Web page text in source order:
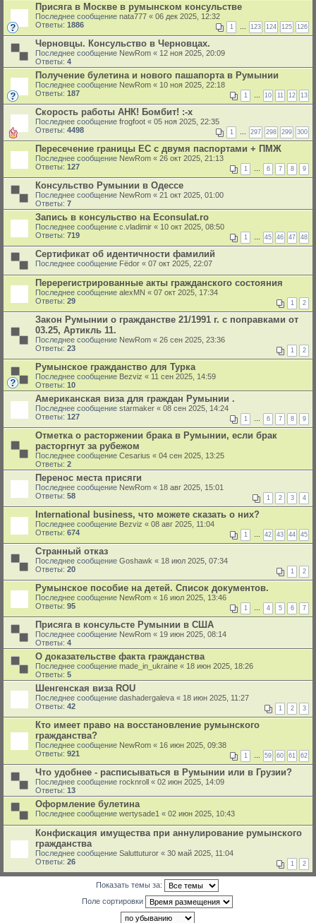
Присяга в Москве в румынском консульстве
Последнее сообщение nata777 « 06 дек 2025, 12:32
Ответы: 1886 1 … 123 124 125 126
Черновцы. Консульство в Черновцах.
Последнее сообщение NewRom « 12 ноя 2025, 20:09
Ответы: 4
Получение булетина и нового пашапорта в Румынии
Последнее сообщение NewRom « 10 ноя 2025, 22:18
Ответы: 187 1 … 10 11 12 13
Скорость работы АНК! Бомбит! :-x
Последнее сообщение frogfoot « 05 ноя 2025, 22:35
Ответы: 4498 1 … 297 298 299 300
Пересечение границы ЕС с двумя паспортами + ПМЖ
Последнее сообщение NewRom « 26 окт 2025, 21:13
Ответы: 127 1 … 6 7 8 9
Консульство Румынии в Одессе
Последнее сообщение NewRom « 21 окт 2025, 01:00
Ответы: 7
Запись в консульство на Econsulat.ro
Последнее сообщение c.vladimir « 10 окт 2025, 08:50
Ответы: 719 1 … 45 46 47 48
Сертификат об идентичности фамилий
Последнее сообщение Fёdor « 07 окт 2025, 22:07
Перерегистрированные акты гражданского состояния
Последнее сообщение alexMN « 07 окт 2025, 17:34
Ответы: 29 1 2
Закон Румынии о гражданстве 21/1991 г. с поправками от
03.25, Артикль 11.
Последнее сообщение NewRom « 26 сен 2025, 23:36
Ответы: 23 1 2
Румынское гражданство для Турка
Последнее сообщение Bezviz « 11 сен 2025, 14:59
Ответы: 10
Американская виза для граждан Румынии .
Последнее сообщение starmaker « 08 сен 2025, 14:24
Ответы: 127 1 … 6 7 8 9
Отметка о расторжении брака в Румынии, если брак
расторгнут за рубежом
Последнее сообщение Cesarius « 04 сен 2025, 13:25
Ответы: 2
Перенос места присяги
Последнее сообщение NewRom « 18 авг 2025, 15:01
Ответы: 58 1 2 3 4
International business, что можете сказать о них?
Последнее сообщение Bezviz « 08 авг 2025, 11:04
Ответы: 674 1 … 42 43 44 45
Странный отказ
Последнее сообщение Goshawk « 18 июл 2025, 07:34
Ответы: 20 1 2
Румынское пособие на детей. Список документов.
Последнее сообщение NewRom « 16 июл 2025, 13:46
Ответы: 95 1 … 4 5 6 7
Присяга в консульсте Румынии в США
Последнее сообщение NewRom « 19 июн 2025, 08:14
Ответы: 4
О доказательстве факта гражданства
Последнее сообщение made_in_ukraine « 18 июн 2025, 18:26
Ответы: 5
Шенгенская виза ROU
Последнее сообщение dashadergaleva « 18 июн 2025, 11:27
Ответы: 42 1 2 3
Кто имеет право на восстановление румынского
гражданства?
Последнее сообщение NewRom « 16 июн 2025, 09:38
Ответы: 921 1 … 59 60 61 62
Что удобнее - расписываться в Румынии или в Грузии?
Последнее сообщение rocknroll « 02 июн 2025, 14:09
Ответы: 13
Оформление булетина
Последнее сообщение wertysade1 « 02 июн 2025, 10:43
Конфискация имущества при аннулирование румынского
гражданства
Последнее сообщение Saluttuturor « 30 май 2025, 11:04
Ответы: 26 1 2
Показать темы за:
Поле сортировки